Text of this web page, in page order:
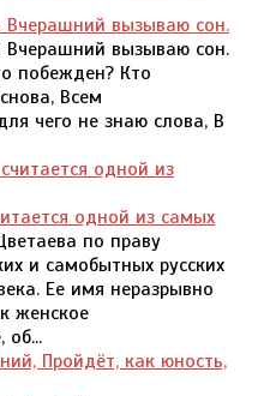
вызываю сон.
вызываю сон.
побежден? Кто
Всем
чего не знаю слова, В
одной из самых
по праву
и самобытных русских
Ее имя неразрывно
женское
об...